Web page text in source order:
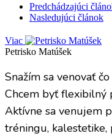
Predchádzajúci
Nasledujúci článok
Viac
Petrisko Matúšek
Snažím sa venovať
Chcem byť flexibilný
Aktívne sa venujem
tréningu, kalestetike,